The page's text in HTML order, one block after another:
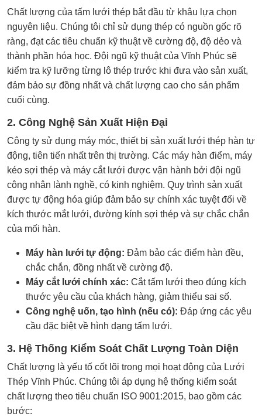
Chất lượng của tấm lưới thép bắt đầu từ khâu lựa chọn
nguyên liệu. Chúng tôi chỉ sử dụng thép có nguồn gốc rõ
ràng, đạt các tiêu chuẩn kỹ thuật về cường độ, độ dẻo và
thành phần hóa học. Đội ngũ kỹ thuật của Vĩnh Phúc sẽ
kiểm tra kỹ lưỡng từng lô thép trước khi đưa vào sản xuất,
đảm bảo sự đồng nhất và chất lượng cao cho sản phẩm
cuối cùng.
2. Công Nghệ Sản Xuất Hiện Đại
Công ty sử dụng máy móc, thiết bị sản xuất lưới thép hàn tự
động, tiên tiến nhất trên thị trường. Các máy hàn điểm, máy
kéo sợi thép và máy cắt lưới được vận hành bởi đội ngũ
công nhân lành nghề, có kinh nghiệm. Quy trình sản xuất
được tự động hóa giúp đảm bảo sự chính xác tuyệt đối về
kích thước mắt lưới, đường kính sợi thép và sự chắc chắn
của mối hàn.
Máy hàn lưới tự động: Đảm bảo các điểm hàn đều,
chắc chắn, đồng nhất về cường độ.
Máy cắt lưới chính xác: Cắt tấm lưới theo đúng kích
thước yêu cầu của khách hàng, giảm thiểu sai số.
Công nghệ uốn, tạo hình (nếu có): Đáp ứng các yêu
cầu đặc biệt về hình dạng tấm lưới.
3. Hệ Thống Kiểm Soát Chất Lượng Toàn Diện
Chất lượng là yếu tố cốt lõi trong mọi hoạt động của Lưới
Thép Vĩnh Phúc. Chúng tôi áp dụng hệ thống kiểm soát
chất lượng theo tiêu chuẩn ISO 9001:2015, bao gồm các
bước: